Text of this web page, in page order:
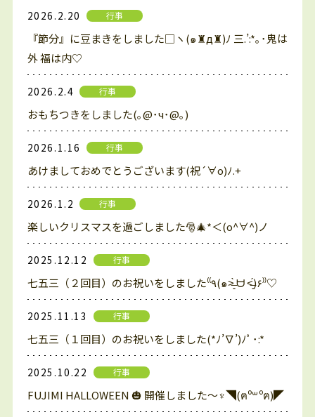
2026.2.20 行事
『節分』に豆まきをしました□ヽ(๑♜д♜)ﾉ 三.’:*｡･鬼は
外 福は内♡
2026.2.4 行事
おもちつきをしました(｡@･ч･@｡)
2026.1.16 行事
あけましておめでとうございます(祝´∀o)ﾉ.+
2026.1.2 行事
楽しいクリスマスを過ごしました🎅🎄*＜(o^∀^)ノ
2025.12.12 行事
七五三（２回目）のお祝いをしました⁽⁽٩(๑˃̶͈̀ ᗨ ˂̶͈́)۶⁾⁾♡
2025.11.13 行事
七五三（１回目）のお祝いをしました(*ﾉ’∇’)ﾉﾟ･:*
2025.10.22 行事
FUJIMI HALLOWEEN 🎃 開催しました～♆◥(ฅº꒳ºฅ)◤